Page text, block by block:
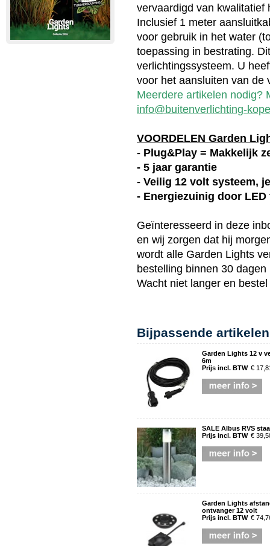
vervaardigd van
Inclusief 1 meter
voor gebruik in het water
toepassing in bestrating.
verlichtingssysteem. U
voor het aansluiten van de
Meerdere artikelen nodig?
info@buitenverlichting-
VOORDELEN Garden
- Plug&Play = Makkelijk
- 5 jaar garantie
- Veilig 12 volt systeem,
- Energiezuinig door
Geïnteresseerd in deze
en wij zorgen dat hij
wordt alle Garden Lights
bestelling binnen 30
Wacht niet langer en
Bijpassende artikelen
Garden Lights 12 v
6m
Prijs incl. BTW €
SALE Albus RVS
Prijs incl. BTW €
Garden Lights
ontvanger 12 volt
Prijs incl. BTW €